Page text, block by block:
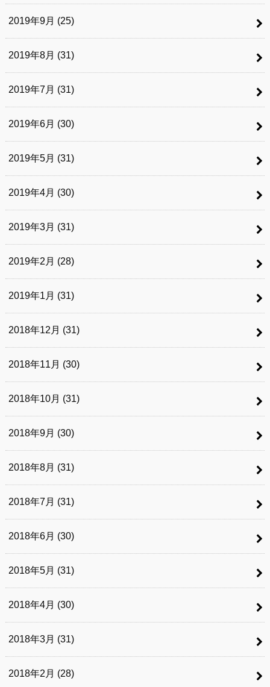
2019年9月 (25)
2019年8月 (31)
2019年7月 (31)
2019年6月 (30)
2019年5月 (31)
2019年4月 (30)
2019年3月 (31)
2019年2月 (28)
2019年1月 (31)
2018年12月 (31)
2018年11月 (30)
2018年10月 (31)
2018年9月 (30)
2018年8月 (31)
2018年7月 (31)
2018年6月 (30)
2018年5月 (31)
2018年4月 (30)
2018年3月 (31)
2018年2月 (28)